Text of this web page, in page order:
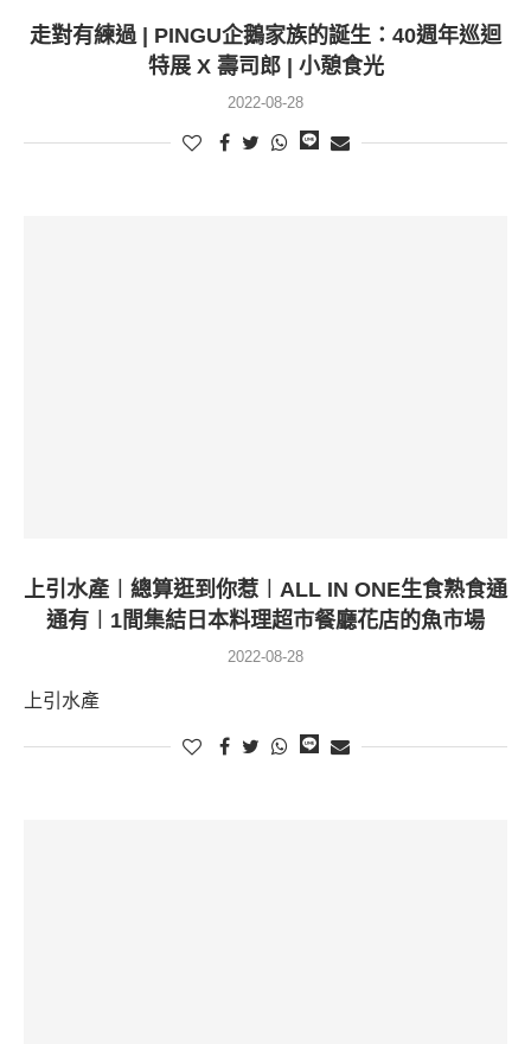
走對有練過 | PINGU企鵝家族的誕生：40週年巡迴
特展 X 壽司郎 | 小憩食光
2022-08-28
上引水產︱總算逛到你惹︱ALL IN ONE生食熟食通
通有︱1間集結日本料理超市餐廳花店的魚市場
2022-08-28
上引水產